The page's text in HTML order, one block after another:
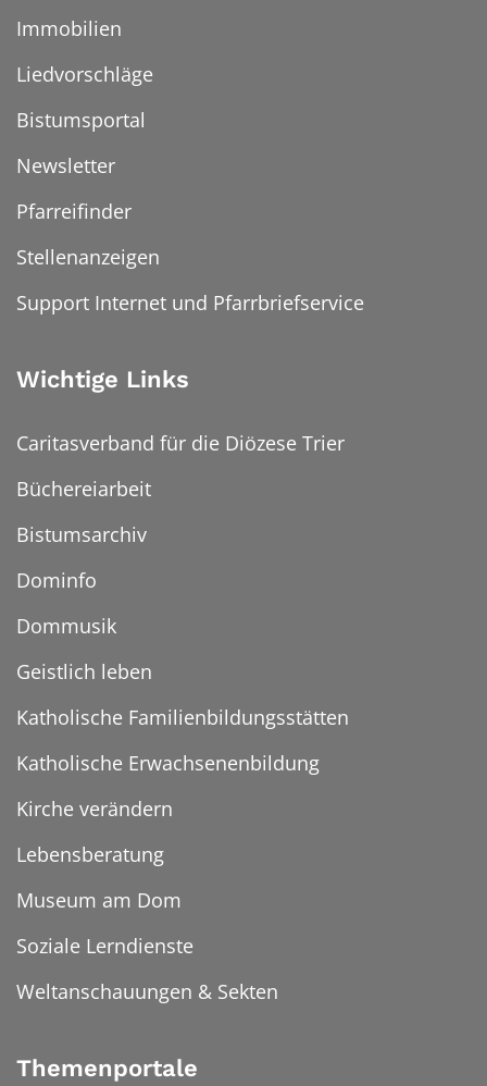
Immobilien
Liedvorschläge
Bistumsportal
Newsletter
Pfarreifinder
Stellenanzeigen
Support Internet und Pfarrbriefservice
Wichtige Links
Caritasverband für die Diözese Trier
Büchereiarbeit
Bistumsarchiv
Dominfo
Dommusik
Geistlich leben
Katholische Familienbildungsstätten
Katholische Erwachsenenbildung
Kirche verändern
Lebensberatung
Museum am Dom
Soziale Lerndienste
Weltanschauungen & Sekten
Themenportale